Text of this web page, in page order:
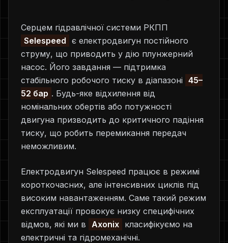
Серцем гідравлічної системи РКПП
Selespeed є електродвигун постійного
струму, що приводить у дію плунжерний
насос. Його завдання — підтримка
стабільного робочого тиску в діапазоні 45–
52 бар . Будь-яке відхилення від
номінальних обертів або потужності
двигуна призводить до критичного падіння
тиску, що робить перемикання передач
неможливим.
Електродвигун Selespeed працює в режимі
короткочасних, але інтенсивних циклів під
високим навантаженням. Саме такий режим
експлуатації провокує низку специфічних
відмов, які ми в Axonix класифікуємо на
електричні та гідромеханічні.